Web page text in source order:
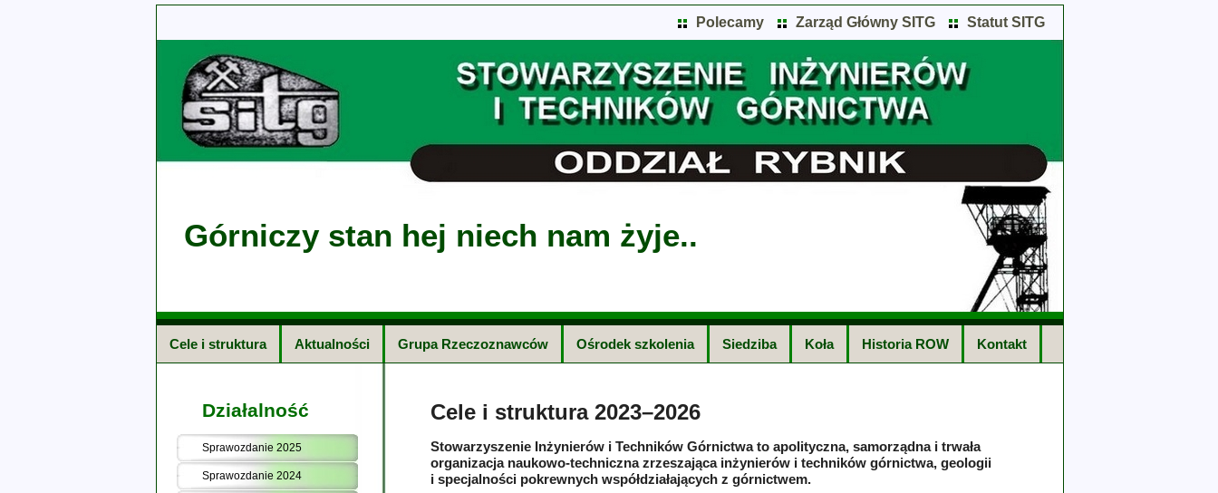
Statut SITG
Zarząd Główny SITG
Polecamy
Górniczy stan hej niech nam żyje..
Cele i struktura Aktualności Grupa Rzeczoznawców Ośrodek szkolenia Siedziba Koła Historia ROW Kontakt
Działalność
Sprawozdanie 2025
Sprawozdanie 2024
Cele i struktura 2023–2026
Stowarzyszenie Inżynierów i Techników Górnictwa to apolityczna, samorządna i trwała
organizacja naukowo­‑techniczna zrzeszająca inżynierów i techników górnictwa, geologii
i specjalności pokrewnych współdziałających z górnictwem.